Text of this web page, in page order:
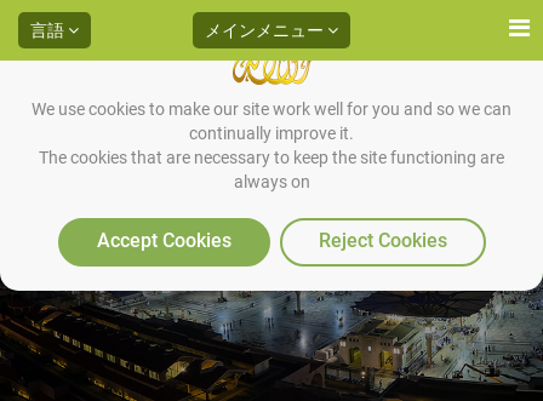
We use cookies to make our site work well for you and so we can
continually improve it.
The cookies that are necessary to keep the site functioning are
always on
Accept Cookies Reject Cookies
言語 メインメニュー
伝承